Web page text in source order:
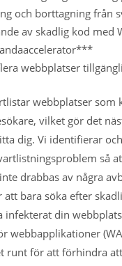
och borttagning från
av skadlig kod med
webbplatser
webbplatser som
vilket gör det
dig. Vi identifierar
så
drabbas av några
bara söka efter
infekterat din
webbapplikationer
runt för att förhindra